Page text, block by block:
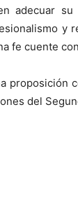
adecuar
y
fe cuente
proposición
del